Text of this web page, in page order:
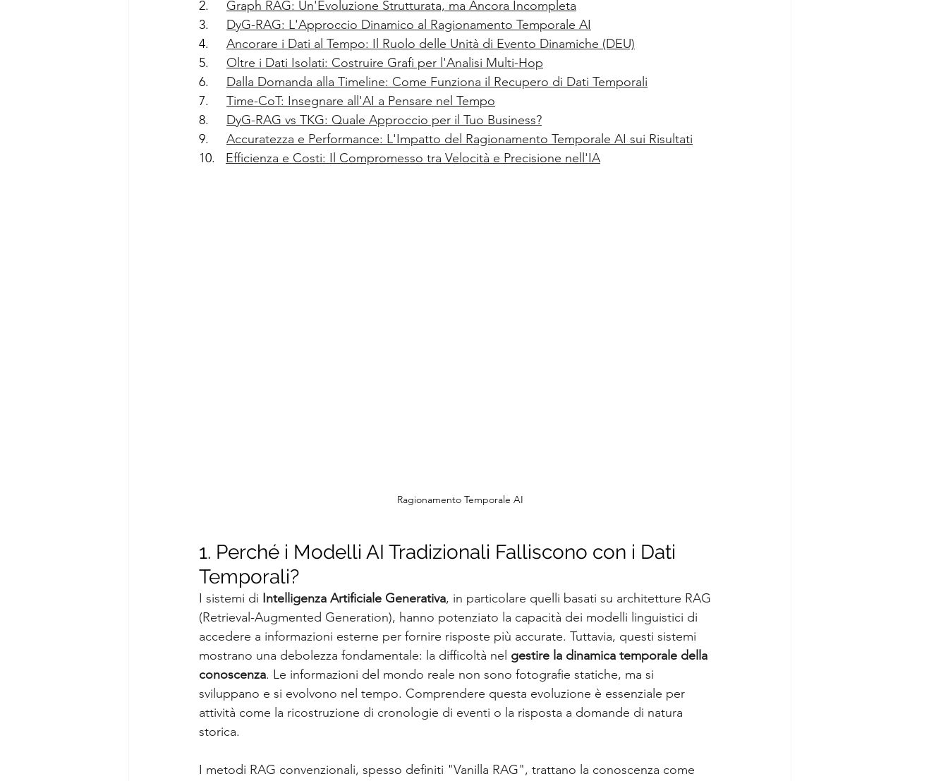
2. Graph RAG: Un'Evoluzione Strutturata, ma Ancora Incompleta
3. DyG-RAG: L'Approccio Dinamico al Ragionamento Temporale AI
4. Ancorare i Dati al Tempo: Il Ruolo delle Unità di Evento Dinamiche (DEU)
5. Oltre i Dati Isolati: Costruire Grafi per l'Analisi Multi-Hop
6. Dalla Domanda alla Timeline: Come Funziona il Recupero di Dati Temporali
7. Time-CoT: Insegnare all'AI a Pensare nel Tempo
8. DyG-RAG vs TKG: Quale Approccio per il Tuo Business?
9. Accuratezza e Performance: L'Impatto del Ragionamento Temporale AI sui Risultati
10. Efficienza e Costi: Il Compromesso tra Velocità e Precisione nell'IA
Ragionamento Temporale AI
1. Perché i Modelli AI Tradizionali Falliscono con i Dati
Temporali?
I sistemi di Intelligenza Artificiale Generativa, in particolare quelli basati su architetture RAG
(Retrieval-Augmented Generation), hanno potenziato la capacità dei modelli linguistici di
accedere a informazioni esterne per fornire risposte più accurate. Tuttavia, questi sistemi
mostrano una debolezza fondamentale: la difficoltà nel gestire la dinamica temporale della
conoscenza. Le informazioni del mondo reale non sono fotografie statiche, ma si
sviluppano e si evolvono nel tempo. Comprendere questa evoluzione è essenziale per
attività come la ricostruzione di cronologie di eventi o la risposta a domande di natura
storica.
I metodi RAG convenzionali, spesso definiti "Vanilla RAG", trattano la conoscenza come